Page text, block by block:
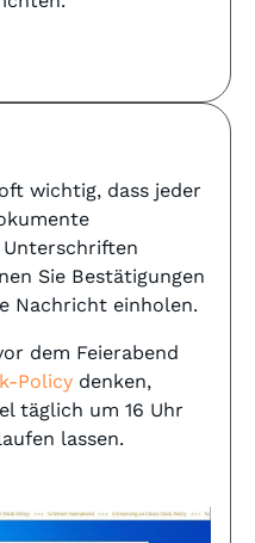
wichtig, dass jeder
Sie Bestätigungen
Nachricht einholen.
dem Feierabend
Policydenken,
täglich um 16 Uhr
lassen.